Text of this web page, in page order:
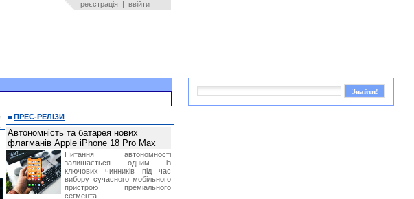
реєстрація | ввійти
ПРЕС-РЕЛІЗИ
Автономність та батарея нових
флагманів Apple iPhone 18 Pro Max
Питання автономності
залишається одним із
ключових чинників під час
вибору сучасного мобільного
пристрою преміального
сегмента.